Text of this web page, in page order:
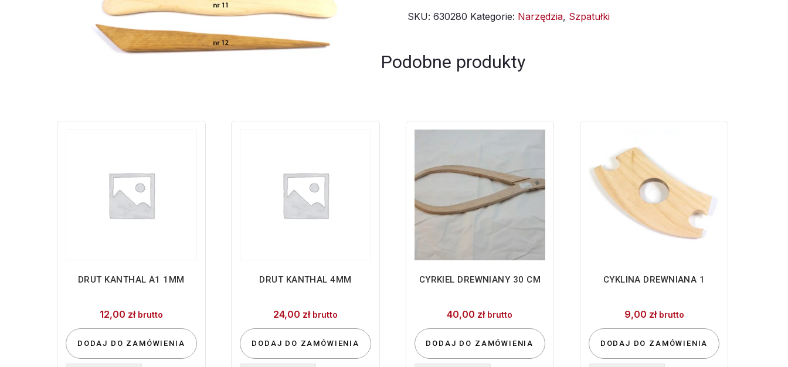
12
SKU: 630280 Kategorie: Narzędzia, Szpatułki
Podobne produkty
DRUT KANTHAL A1 1MM
12,00 zł brutto
DODAJ DO ZAMÓWIENIA
DRUT KANTHAL 4MM
24,00 zł brutto
DODAJ DO ZAMÓWIENIA
CYRKIEL DREWNIANY 30 CM
40,00 zł brutto
DODAJ DO ZAMÓWIENIA
CYKLINA DREWNIANA 1
9,00 zł brutto
DODAJ DO ZAMÓWIENIA